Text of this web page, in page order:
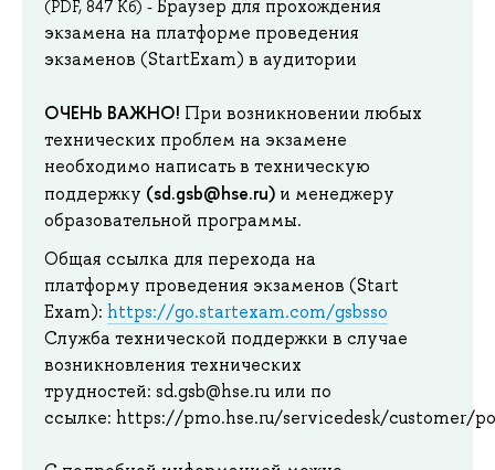
(PDF, 847 Кб) - Браузер для прохождения
экзамена на платформе проведения
экзаменов (StartExam) в аудитории
ОЧЕНЬ ВАЖНО! При возникновении любых
технических проблем на экзамене
необходимо написать в техническую
поддержку (sd.gsb@hse.ru) и менеджеру
образовательной программы.
Общая ссылка для перехода на
платформу проведения экзаменов (Start
Exam): https://go.startexam.com/gsbsso
Служба технической поддержки в случае
возникновления технических
трудностей: sd.gsb@hse.ru или по
ссылке: https://pmo.hse.ru/servicedesk/customer/